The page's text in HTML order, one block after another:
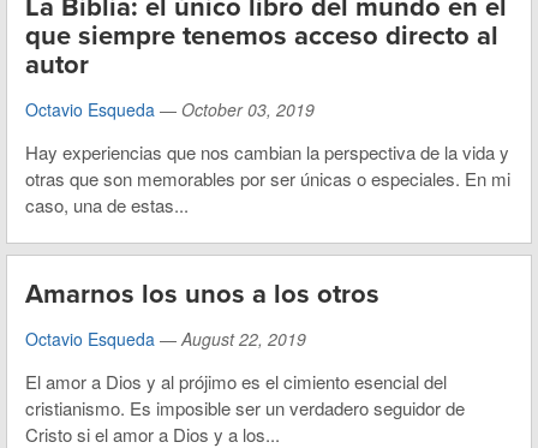
La Biblia: el único libro del mundo en el
que siempre tenemos acceso directo al
autor
Octavio Esqueda — October 03, 2019
Hay experiencias que nos cambian la perspectiva de la vida y
otras que son memorables por ser únicas o especiales. En mi
caso, una de estas...
Amarnos los unos a los otros
Octavio Esqueda — August 22, 2019
El amor a Dios y al prójimo es el cimiento esencial del
cristianismo. Es imposible ser un verdadero seguidor de
Cristo si el amor a Dios y a los...